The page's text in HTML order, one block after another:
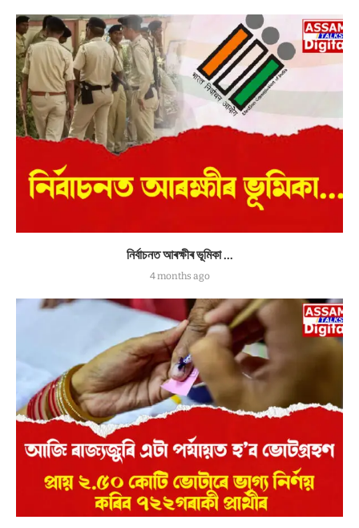
নিৰ্বাচনত আৰক্ষীৰ ভূমিকা …
4 months ago